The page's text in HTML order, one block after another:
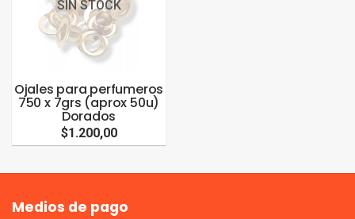
SIN STOCK
Ojales para perfumeros
750 x 7grs (aprox 50u)
Dorados
$1.200,00
Medios de pago